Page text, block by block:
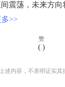
震荡，未来方
>>
赞
( )
述内容，不表明证实